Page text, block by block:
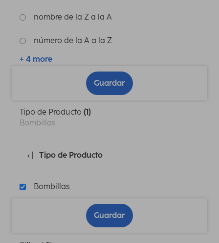
nombre de la Z a la A
número de la A a la Z
+ 4 more
Guardar
Tipo de Producto (1)
Bombillas
Tipo de Producto
Bombillas
Guardar